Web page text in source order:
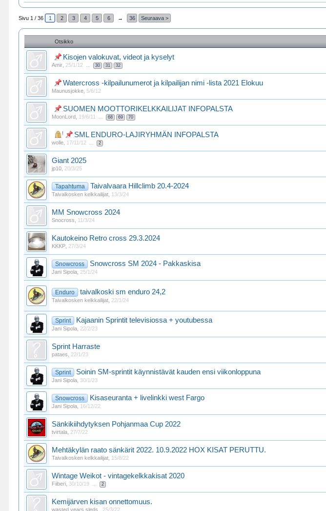
Sivu 1 / 36 1 2 3 4 5 6 → 36 Seuraava >
Otsikko
Kisojen valokuvat, videot ja kyselyt
Amir 25/1/12 ... 30 31 32
Watercross -kilpailunumerot ja kilpailijan nimi -lista 2021 Elokuu
Maunusjokke 5/6/12
SUOMEN MOOTTORIKELKKAILIJAT INFOPALSTA
MoonLord 19/6/11 ... 68 69 70
SML ENDURO-LAJIRYHMÄN INFOPALSTA
wolle 17/11/12 ... 2
Giant 2025
jp10 20/3/25
Tapahtuma Taivalvaara Hillclimb 20.4-2024
Taivalkosken kelkkailijat 13/3/24
MM Snowcross 2024
Snocross 11/3/24
Kautokeino Retro cross 29.3.2024
KKKP 27/3/24
Snowcross Snowcross SM 2024 - Pakkaskisa
Jani Sipola 25/1/24
Enduro taivalkoski sm enduro 24,2
Taivalkosken kelkkailijat 22/1/24
Sprint Kajaanin Sprintit televisiossa + youtubessa
Jani Sipola 22/2/23
Sprint Harraste
pataes 22/1/23
Sprint Soinin SM-sprintit käynnistävät kauden ensi viikonloppuna
Jani Sipola 30/1/23
Snowcross Kisaseuranta + livelinkki west Fargo
Jani Sipola 16/12/22
Sänkikiihdytyksen Pohjanmaa Cup 2022
tvirtala 27/7/22
Mehtäkylän raato sänkärit 2022. 10.9.2022 HOX KISAT PERUTTU.
Taivalkosken kelkkailijat 15/8/22
Wintage Weikot - vintagekelkkakisat 2020
Fiiberi 30/10/19 ... 2
Kemijärven kisan onnettomuus.
wasted years sleds. 25/3/22